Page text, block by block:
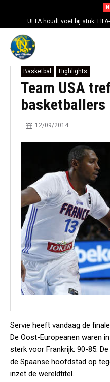
UEFA houdt voet bij stuk:
Basketbal Highlights
Team USA
basketballers
12/09/2014
Servië heeft vandaag de
De Oost-Europeanen waren
sterk voor Frankrijk: 90-85.
de Spaanse hoofdstad op
inzet de wereldtitel.